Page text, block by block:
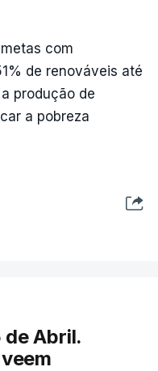
com
de renováveis até
produção de
a pobreza
Abril.